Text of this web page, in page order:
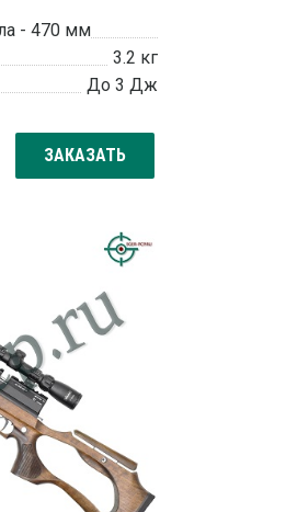
- 470 мм
3.2 кг
До 3 Дж
ЗАКАЗАТЬ